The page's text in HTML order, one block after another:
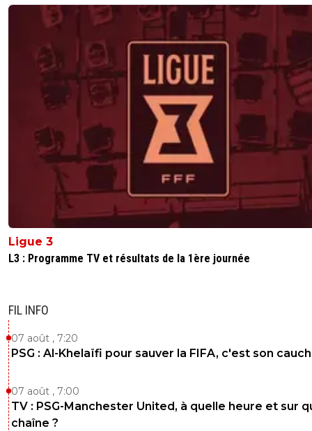
Ligue 3
L3 : Programme TV et résultats de la 1ère journée
FIL INFO
07 août , 7:20
PSG : Al-Khelaïfi pour sauver la FIFA, c'est son
07 août , 7:00
TV : PSG-Manchester United, à quelle heure et sur
chaîne ?